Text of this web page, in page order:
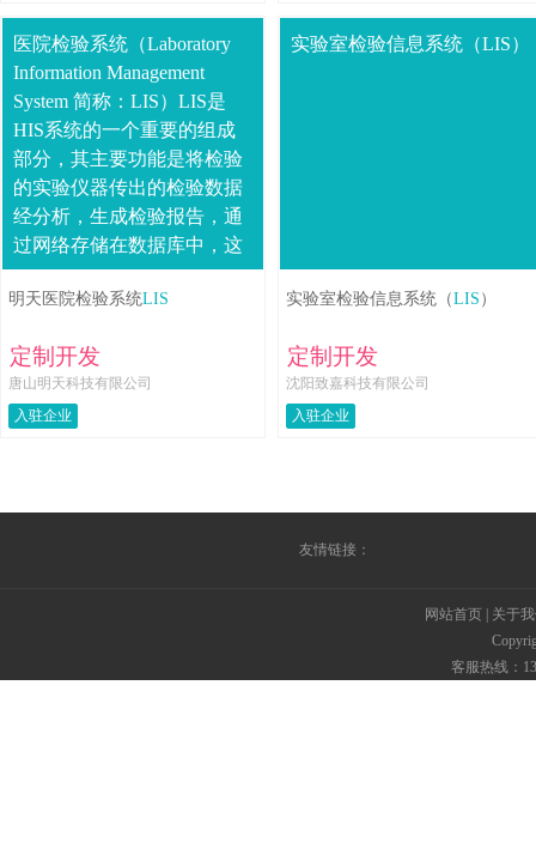
医院检验系统（Laboratory
Information Management
System 简称：LIS）LIS是
HIS系统的一个重要的组成
部分，其主要功能是将检验
的实验仪器传出的检验数据
经分析，生成检验报告，通
过网络存储在数据库中，这
样医生能够方便、及时....
明天医院检验系统LIS
定制开发
唐山明天科技有限公司
入驻企业
实验室检验信息系统（LIS）
实验室检验信息系统（LIS ）
定制开发
沈阳致嘉科技有限公司
入驻企业
友情链接：
网站首页
关于
客服热线：